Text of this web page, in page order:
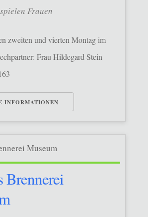
Frauen
zweiten und vierten Montag im
Frau Hildegard Stein
INFORMATIONEN
Brennerei